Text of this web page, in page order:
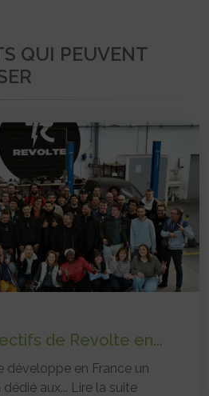
QUI PEUVENT
de Revolte en...
développe en France un
aux... Lire la suite